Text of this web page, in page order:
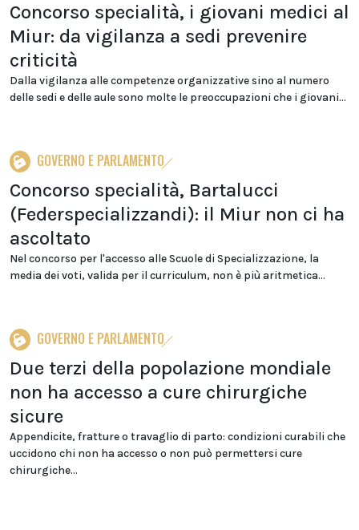
Concorso specialità, i giovani medici al
Miur: da vigilanza a sedi prevenire
criticità
Dalla vigilanza alle competenze organizzative sino al numero
delle sedi e delle aule sono molte le preoccupazioni che i giovani...
GOVERNO E PARLAMENTO
Concorso specialità, Bartalucci
(Federspecializzandi): il Miur non ci ha
ascoltato
Nel concorso per l'accesso alle Scuole di Specializzazione, la
media dei voti, valida per il curriculum, non è più aritmetica...
GOVERNO E PARLAMENTO
Due terzi della popolazione mondiale
non ha accesso a cure chirurgiche
sicure
Appendicite, fratture o travaglio di parto: condizioni curabili che
uccidono chi non ha accesso o non può permettersi cure
chirurgiche...